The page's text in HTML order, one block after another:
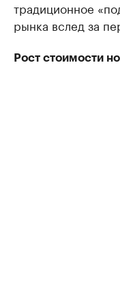
традиционное
рынка вслед за
Рост стоимости